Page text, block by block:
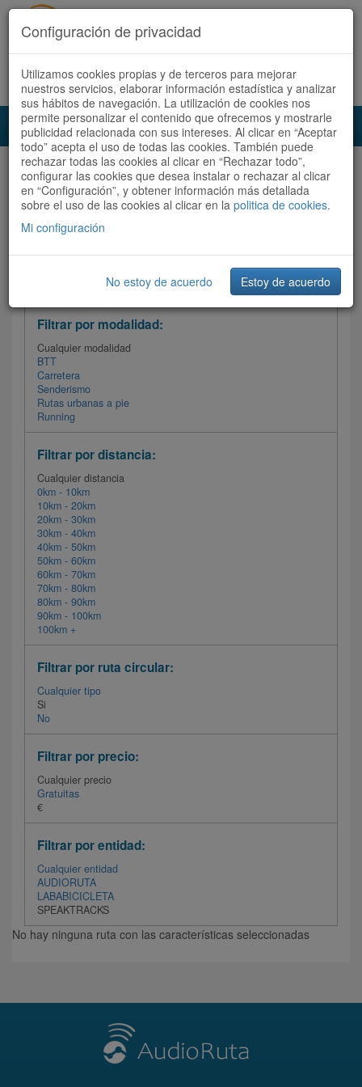
Acceder Registrate ahora Español | Català
Audioruta Todas las rutas
Todas las rutas
Ordenar por: Más recientes /
Filtrar las rutas
Filtrar por modalidad:
Cualquier modalidad
BTT
Carretera
Senderismo
Rutas urbanas a pie
Running
Filtrar por distancia:
Cualquier distancia
0km - 10km
10km - 20km
20km - 30km
30km - 40km
40km - 50km
50km - 60km
60km - 70km
70km - 80km
80km - 90km
90km - 100km
100km +
Filtrar por ruta circular:
Cualquier tipo
Si
No
Filtrar por precio:
Cualquier precio
Gratuitas
€
Filtrar por entidad:
Cualquier entidad
AUDIORUTA
LABABICICLETA
SPEAKTRACKS
No hay ninguna ruta con las características seleccionadas
Configuración de privacidad
Utilizamos cookies propias y de terceros para mejorar
nuestros servicios, elaborar información estadística y analizar
sus hábitos de navegación. La utilización de cookies nos
permite personalizar el contenido que ofrecemos y mostrarle
publicidad relacionada con sus intereses. Al clicar en “Aceptar
todo” acepta el uso de todas las cookies. También puede
rechazar todas las cookies al clicar en “Rechazar todo”,
configurar las cookies que desea instalar o rechazar al clicar
en “Configuración”, y obtener información más detallada
sobre el uso de las cookies al clicar en la politica de cookies.
Mi configuración
No estoy de acuerdo Estoy de acuerdo